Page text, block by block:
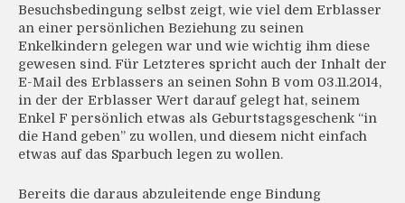
Besuchsbedingung selbst zeigt, wie viel dem Erblasser
an einer persönlichen Beziehung zu seinen
Enkelkindern gelegen war und wie wichtig ihm diese
gewesen sind. Für Letzteres spricht auch der Inhalt der
E-Mail des Erblassers an seinen Sohn B vom 03.11.2014,
in der der Erblasser Wert darauf gelegt hat, seinem
Enkel F persönlich etwas als Geburtstagsgeschenk “in
die Hand geben” zu wollen, und diesem nicht einfach
etwas auf das Sparbuch legen zu wollen.
Bereits die daraus abzuleitende enge Bindung